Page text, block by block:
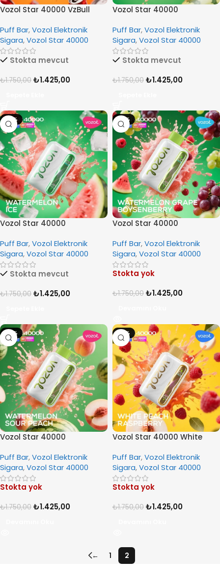
Vozol Star 40000 VzBull
Puff Bar,Vozol Elektronik
Sigara,Vozol Star 40000
Stokta mevcut
₺1.750,00 ₺1.425,00
Vozol Star 40000
Puff Bar,Vozol Elektronik
Sigara,Vozol Star 40000
Stokta mevcut
₺1.750,00 ₺1.425,00
-19%
Vozol Star 40000
Puff Bar,Vozol Elektronik
Sigara,Vozol Star 40000
Stokta mevcut
₺1.750,00 ₺1.425,00
-19%
Vozol Star 40000
Boysenberry
Puff Bar,Vozol Elektronik
Sigara,Vozol Star 40000
Stokta yok
₺1.750,00 ₺1.425,00
-19%
Vozol Star 40000
Puff Bar,Vozol Elektronik
Sigara,Vozol Star 40000
Stokta yok
₺1.750,00 ₺1.425,00
-19%
Vozol Star 40000 White
Puff Bar,Vozol Elektronik
Sigara,Vozol Star 40000
Stokta yok
₺1.750,00 ₺1.425,00
← 1 2